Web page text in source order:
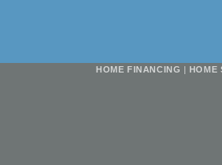
HOME FINANCING | HOME